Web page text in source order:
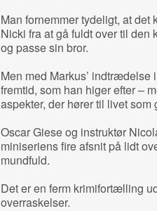
Man fornemmer tydeligt, at
Nicki fra at gå fuldt over til
og passe sin bror.
Men med Markus’
fremtid, som han higer efter –
aspekter, der hører til livet som
Oscar Giese og instruktør
miniseriens fire afsnit på lidt
mundfuld.
Det er en ferm krimifortælling
overraskelser.